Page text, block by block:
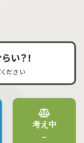
い？！
ださい
考え中
–